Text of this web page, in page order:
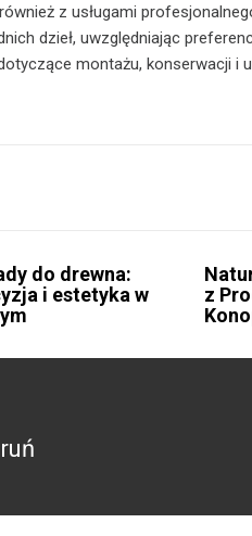
z usługami
dzieł, uwzględniając
montażu, konserwacji i
do drewna:
i estetyka w
z